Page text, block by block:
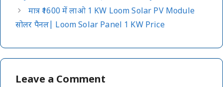
मात्र ₹1600 में लाओ 1 KW Loom Solar PV Module
सोलर पैनल| Loom Solar Panel 1 KW Price
Leave a Comment